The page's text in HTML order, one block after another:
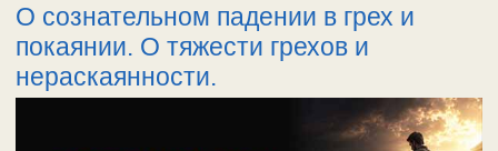
О сознательном падении в грех и
покаянии. О тяжести грехов и
нераскаянности.